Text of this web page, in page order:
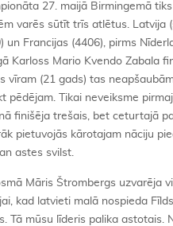
27. maijā Birmingemā
varēs sūtīt trīs atlētus.
un Francijas (4406), pirms
Karloss Mario Kvendo Zabala
vīram (21 gads) tas
pēdējam. Tikai neveiksme
finišēja trešais, bet ceturtajā
pietuvojās kārotajam nāciju
astes svilst.
Māris Štrombergs uzvarēja
kad latvieti malā nospieda
Tā mūsu līderis palika astotais.